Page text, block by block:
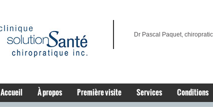
Dr Pascal Paquet,
Accueil À propos Première visite Services Conditions